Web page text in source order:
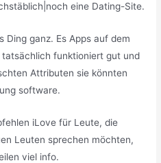
eine Dating-Site.
Ding ganz. Es Apps auf dem
funktioniert gut und
Attributen sie könnten
software.
iLove für Leute, die
Leuten sprechen möchten,
viel info.